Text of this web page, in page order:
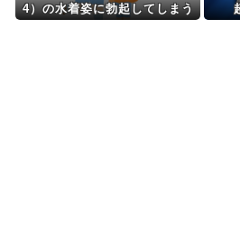
4）の水着姿に勃起してしまう